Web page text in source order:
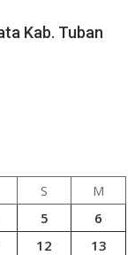
Kab. Tuban
S
M
5
6
12
13